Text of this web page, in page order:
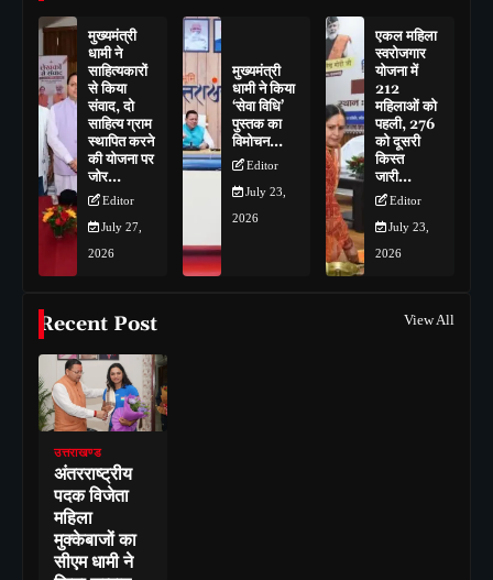
मुख्यमंत्री
धामी ने
साहित्यकारों
से किया
संवाद, दो
साहित्य ग्राम
स्थापित करने
की योजना पर
जोर…
Editor
July 27,
2026
मुख्यमंत्री
धामी ने किया
‘सेवा विधि’
पुस्तक का
विमोचन…
Editor
July 23,
2026
एकल महिला
स्वरोजगार
योजना में
212
महिलाओं को
पहली, 276
को दूसरी
किस्त
जारी…
Editor
July 23,
2026
Recent Post View All
उत्तराखण्ड
अंतरराष्ट्रीय
पदक विजेता
महिला
मुक्केबाजों का
सीएम धामी ने